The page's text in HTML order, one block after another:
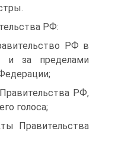
РФ:
РФ в
и за пределами
РФ,
голоса;
Правительства